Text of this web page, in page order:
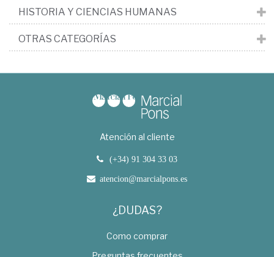
HISTORIA Y CIENCIAS HUMANAS
OTRAS CATEGORÍAS
Atención al cliente
(+34) 91 304 33 03
atencion@marcialpons.es
¿DUDAS?
Como comprar